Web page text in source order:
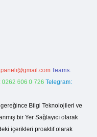
Teams:
0262 606 0 726 Telegram:
Bilgi Teknolojileri ve
bir Yer Sağlayıcı olarak
içerikleri proaktif olarak